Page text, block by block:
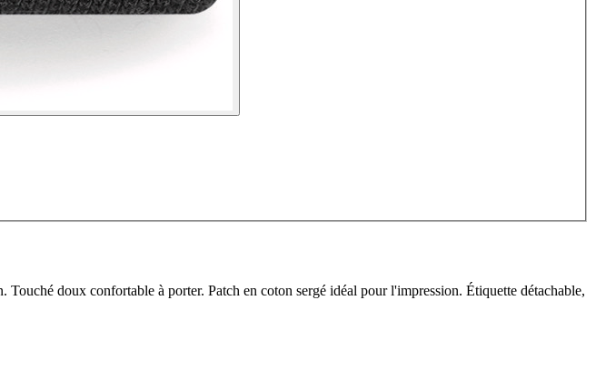
doux confortable à porter. Patch en coton sergé idéal pour l'impression. Étiquette détachable,